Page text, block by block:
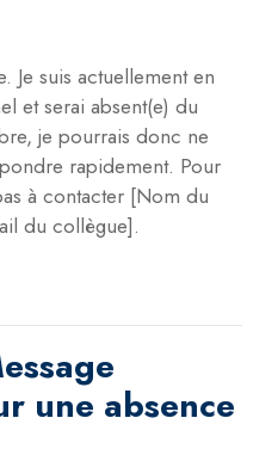
Je suis actuellement en
et serai absent(e) du
je pourrais donc ne
rapidement. Pour
à contacter [Nom du
du collègue].
une absence